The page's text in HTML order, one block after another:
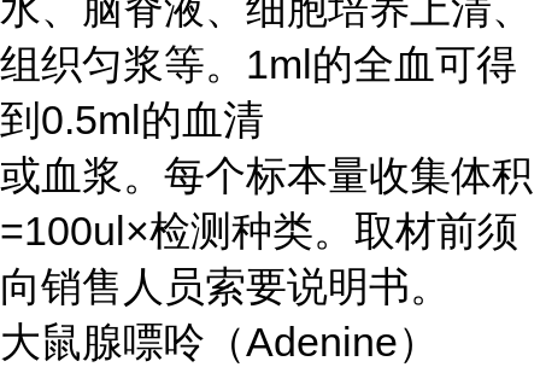
组织匀浆等。1ml的全血可得
到0.5ml的血清
或血浆。每个标本量收集体积
=100ul×检测种类。取材前须
向销售人员索要说明书。
大鼠腺嘌呤（Adenine）